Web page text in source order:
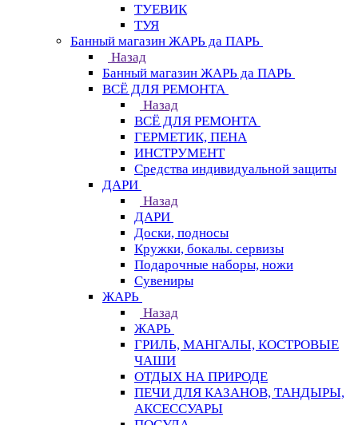
ТУЕВИК
ТУЯ
Банный магазин ЖАРЬ да ПАРЬ
Назад
Банный магазин ЖАРЬ да ПАРЬ
ВСЁ ДЛЯ РЕМОНТА
Назад
ВСЁ ДЛЯ РЕМОНТА
ГЕРМЕТИК, ПЕНА
ИНСТРУМЕНТ
Средства индивидуальной защиты
ДАРИ
Назад
ДАРИ
Доски, подносы
Кружки, бокалы. сервизы
Подарочные наборы, ножи
Сувениры
ЖАРЬ
Назад
ЖАРЬ
ГРИЛЬ, МАНГАЛЫ, КОСТРОВЫЕ
ЧАШИ
ОТДЫХ НА ПРИРОДЕ
ПЕЧИ ДЛЯ КАЗАНОВ, ТАНДЫРЫ,
АКСЕССУАРЫ